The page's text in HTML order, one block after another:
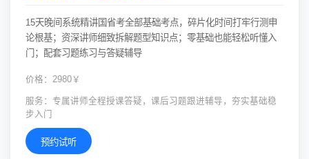
15天晚间系统精讲国省考全部基础考点，碎片化时间打牢行测申
论根基；资深讲师细致拆解题型知识点；零基础也能轻松听懂入
门；配套习题练习与答疑辅导
价格：2980￥
服务：专属讲师全程授课答疑，课后习题跟进辅导，夯实基础稳
步入门
预约试听